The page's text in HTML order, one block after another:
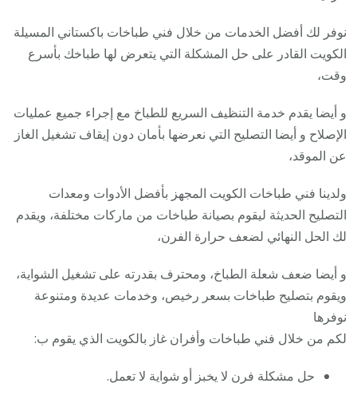
نوفر لك أفضل الخدمات من خلال فني طباخات باكستاني المسيلة
الكويت القادر على حل المشكلة التي يتعرض لها طباخك بأسرع
وقت،
و أيضا يقدم خدمة التنظيف السريع للطباخ مع إجراء جميع عمليات
الإصلاح و أيضا التصليح التي نعرضها بأمان دون إيقاف تشغيل الغاز
عن الموقد،
ولدينا فني طباخات الكويت المجهز بأفضل الأدوات ومعدات
التصليح الحديثة ليقوم بصيانة طباخات من ماركات مختلفة، ويقدم
لك الحل النهائي لضعف حرارة الفرن،
و أيضا ضعف شعلة الطباخ، ومحترف بقدرته على تشغيل الشواية،
ويقوم بتصليح طباخات بسعر رخيص، وخدمات عديدة ومتنوعة
نوفرها
لكم من خلال فني طباخات وأفران غاز بالكويت الذي يقوم ب:
حل مشكلة فرن لا يخبز أو شواية لا تعمل.